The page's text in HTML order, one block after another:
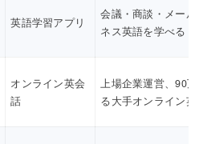
英語学習アプリ
会議・商談・メール
ネス英語を学べる
オンライン英会
話
上場企業運営、90万
る大手オンライン英